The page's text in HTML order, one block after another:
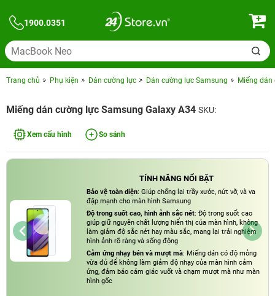
1900.0351
Trang chủ Phụ kiện Dán cường lực Dán cường lực Samsung Miếng
Miếng dán cường lực Samsung Galaxy A34 SKU:
Xem cấu hình So sánh
TÍNH NĂNG NỔI BẬT
Bảo vệ toàn diện: Giúp chống lại trầy xước, nứt vỡ, và va
đập mạnh cho màn hình Samsung
Độ trong suốt cao, hình ảnh sắc nét: Độ trong suốt cao
giúp giữ nguyên chất lượng hiển thị của màn hình, không
làm giảm độ sắc nét hay màu sắc, mang lại trải nghiệm
hình ảnh rõ ràng và sống động
Cảm ứng nhạy bén và mượt mà: Miếng dán có độ mỏng
vừa đủ để không làm giảm độ nhạy của màn hình cảm
ứng, đảm bảo cảm giác vuốt và chạm mượt mà như màn
hình gốc